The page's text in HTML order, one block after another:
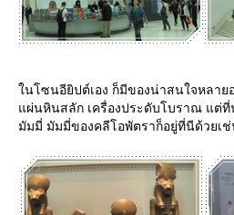
นโซนอียิปต์เอง ก็มีของน่าสนใจหลาย
ผ่นหินสลัก เครื่องประดับโบราณ แต่ที่
มัมมี่ มัมมี่ของคลีโอพัตราก็อยู่ที่นีด้วยเ